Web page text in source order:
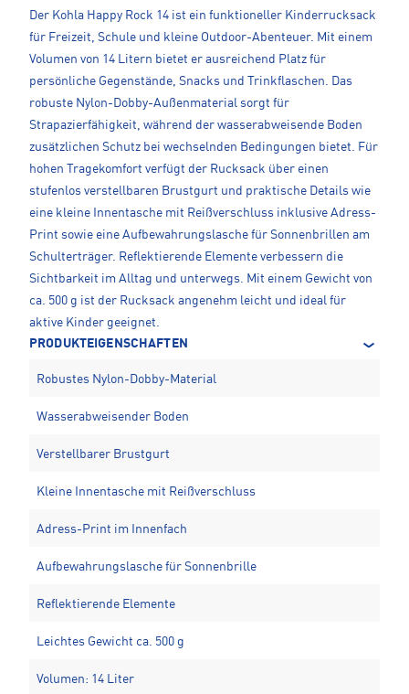
Der Kohla Happy Rock 14 ist ein funktioneller Kinderrucksack
für Freizeit, Schule und kleine Outdoor-Abenteuer. Mit einem
Volumen von 14 Litern bietet er ausreichend Platz für
persönliche Gegenstände, Snacks und Trinkflaschen. Das
robuste Nylon-Dobby-Außenmaterial sorgt für
Strapazierfähigkeit, während der wasserabweisende Boden
zusätzlichen Schutz bei wechselnden Bedingungen bietet. Für
hohen Tragekomfort verfügt der Rucksack über einen
stufenlos verstellbaren Brustgurt und praktische Details wie
eine kleine Innentasche mit Reißverschluss inklusive Adress-
Print sowie eine Aufbewahrungslasche für Sonnenbrillen am
Schulterträger. Reflektierende Elemente verbessern die
Sichtbarkeit im Alltag und unterwegs. Mit einem Gewicht von
ca. 500 g ist der Rucksack angenehm leicht und ideal für
aktive Kinder geeignet.
PRODUKTEIGENSCHAFTEN
Robustes Nylon-Dobby-Material
Wasserabweisender Boden
Verstellbarer Brustgurt
Kleine Innentasche mit Reißverschluss
Adress-Print im Innenfach
Aufbewahrungslasche für Sonnenbrille
Reflektierende Elemente
Leichtes Gewicht ca. 500 g
Volumen: 14 Liter